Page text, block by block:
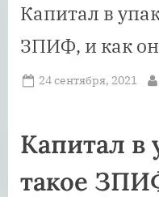
Капитал в
ЗПИФ, и как он
Posted
24 сентября, 2021
Капитал в
такое